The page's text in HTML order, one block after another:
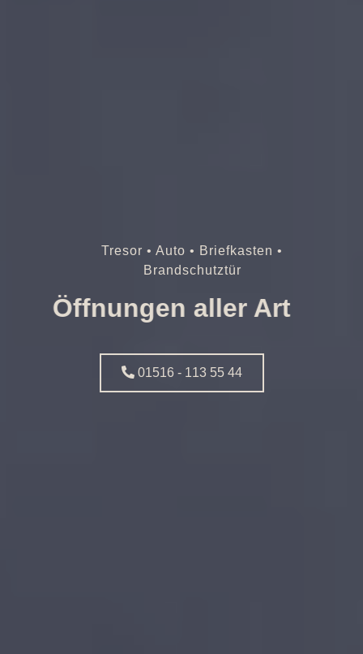
Tresor • Auto • Briefkasten •
Brandschutztür
Öffnungen aller Art
01516 - 113 55 44